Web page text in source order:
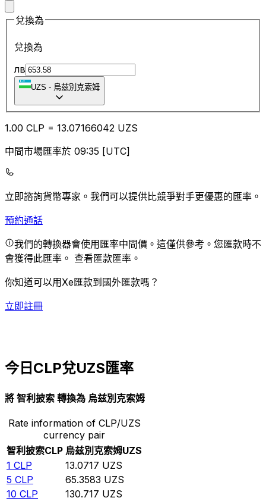
兌換為
兌換為
лв
UZS - 烏兹別克索姆
1.00 CLP = 13.07166042 UZS
中間市場匯率於 09:35 [UTC]
立即諮詢貨幣專家。 我們可以提供比競爭對手更優惠的匯率。
預約通話
我們的轉換器會使用匯率中間價。這僅供參考。您匯款時不
會獲得此匯率。 查看匯款匯率。
你知道可以用Xe匯款到國外匯款嗎？
立即註冊
今日CLP兌UZS匯率
將 智利披索 轉換為 烏兹別克索姆
Rate information of CLP/UZS
currency pair
智利披索CLP 烏兹別克索姆UZS
1 CLP 13.0717 UZS
5 CLP 65.3583 UZS
10 CLP 130.717 UZS